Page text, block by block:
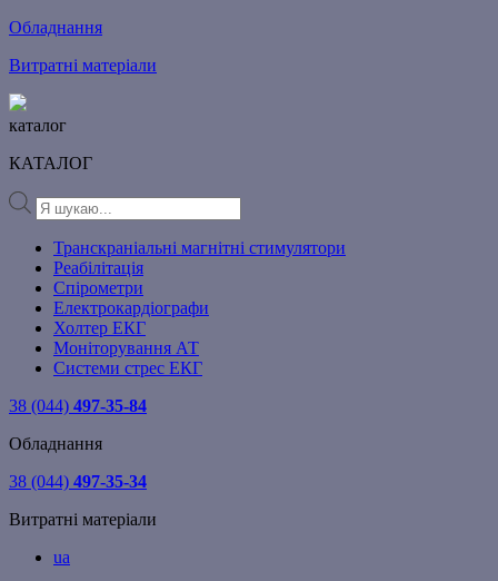
Обладнання
Витратні матеріали
каталог
КАТАЛОГ
Products
search
Транскраніальні магнітні стимулятори
Реабілітація
Спірометри
Електрокардіографи
Холтер ЕКГ
Моніторування АТ
Системи стрес ЕКГ
38 (044) 497-35-84
Обладнання
38 (044) 497-35-34
Витратні матеріали
ua